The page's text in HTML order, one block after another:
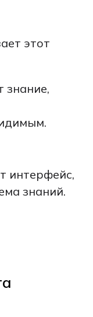
этот
знание,
интерфейс,
знаний.